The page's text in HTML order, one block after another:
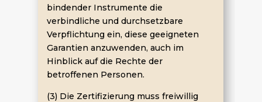
bindender Instrumente die
verbindliche und durchsetzbare
Verpflichtung ein, diese geeigneten
Garantien anzuwenden, auch im
Hinblick auf die Rechte der
betroffenen Personen.
(3) Die Zertifizierung muss freiwillig